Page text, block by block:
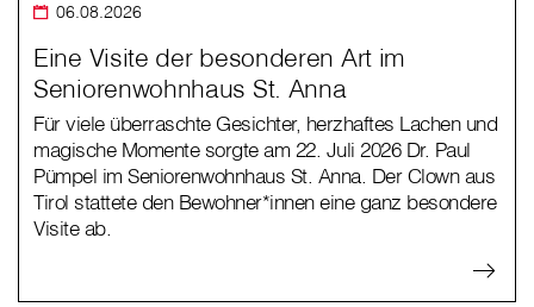
06.08.2026
Eine Visite der besonderen Art im
Seniorenwohnhaus St. Anna
Für viele überraschte Gesichter, herzhaftes Lachen und
magische Momente sorgte am 22. Juli 2026 Dr. Paul
Pümpel im Seniorenwohnhaus St. Anna. Der Clown aus
Tirol stattete den Bewohner*innen eine ganz besondere
Visite ab.